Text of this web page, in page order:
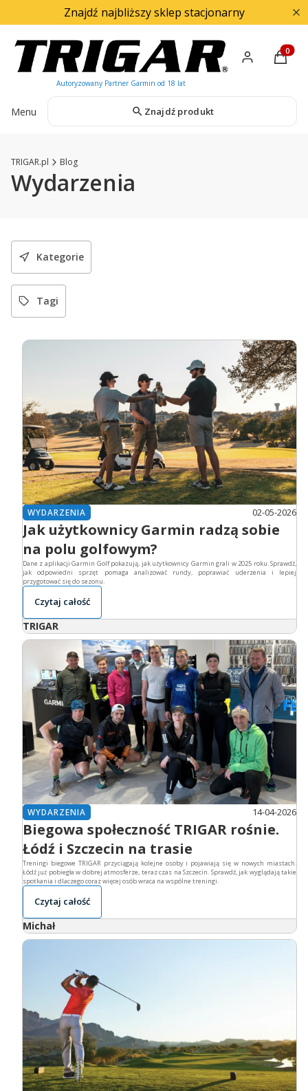
Znajdź najbliższy sklep stacjonarny
Menu Znajdź produkt
TRIGAR.pl Blog
Wydarzenia
Kategorie
Tagi
WYDARZENIA 02-05-2026
Jak użytkownicy Garmin radzą sobie
na polu golfowym?
Dane z aplikacji Garmin Golf pokazują, jak użytkownicy Garmin grali w 2025 roku. Sprawdź,
jak odpowiedni sprzęt pomaga analizować rundy, poprawiać uderzenia i lepiej
przygotować się do sezonu.
Czytaj całość
TRIGAR
WYDARZENIA 14-04-2026
Biegowa społeczność TRIGAR rośnie.
Łódź i Szczecin na trasie
Treningi biegowe TRIGAR przyciągają kolejne osoby i pojawiają się w nowych miastach.
Łódź już pobiegła w dobrej atmosferze, teraz czas na Szczecin. Sprawdź, jak wyglądają takie
spotkania i dlaczego coraz więcej osób wraca na wspólne treningi.
Czytaj całość
Michał